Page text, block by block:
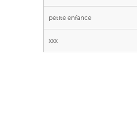
petite enfance
xxx